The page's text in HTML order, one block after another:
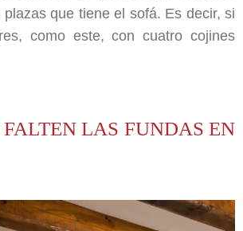
que tiene el sofá. Es decir, si
como este, con cuatro cojines
FALTEN LAS FUNDAS EN